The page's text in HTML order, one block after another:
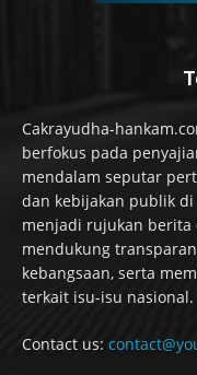
Cakrayudha-
berfokus pada
mendalam seputar
dan kebijakan publik
menjadi rujukan berita
mendukung
kebangsaan, serta
terkait isu-isu nasional.
Contact us: